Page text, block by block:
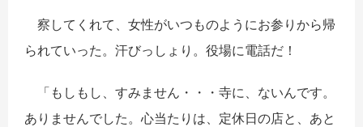
察してくれて、女性がいつものようにお参りから帰
られていった。汗びっしょり。役場に電話だ！
「もしもし、すみません・・・寺に、ないんです。
ありませんでした。心当たりは、定休日の店と、あと